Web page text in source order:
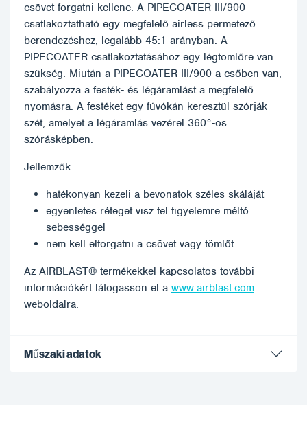
csövet forgatni kellene. A PIPECOATER-III/900
csatlakoztatható egy megfelelő airless permetező
berendezéshez, legalább 45:1 arányban. A
PIPECOATER csatlakoztatásához egy légtömlőre van
szükség. Miután a PIPECOATER-III/900 a csőben van,
szabályozza a festék- és légáramlást a megfelelő
nyomásra. A festéket egy fúvókán keresztül szórják
szét, amelyet a légáramlás vezérel 360°-os
szórásképben.
Jellemzők:
hatékonyan kezeli a bevonatok széles skáláját
egyenletes réteget visz fel figyelemre méltó
sebességgel
nem kell elforgatni a csövet vagy tömlőt
Az AIRBLAST® termékekkel kapcsolatos további
információkért látogasson el a www.airblast.com
weboldalra.
Műszaki adatok